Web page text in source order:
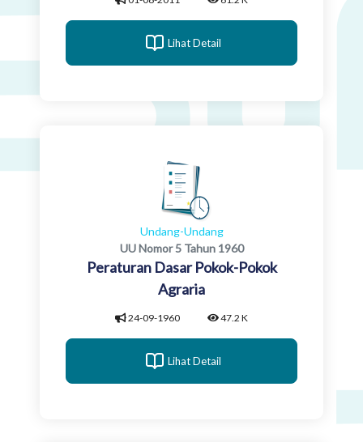
Lihat Detail
Undang-Undang
UU Nomor 5 Tahun 1960
Peraturan Dasar Pokok-Pokok
Agraria
24-09-1960 47.2 K
Lihat Detail